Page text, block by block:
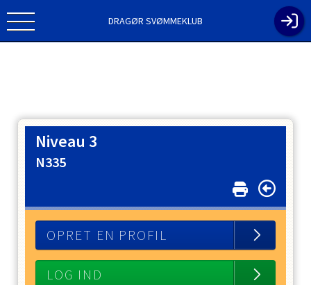
DRAGØR SVØMMEKLUB
Niveau 3
N335
OPRET EN PROFIL
LOG IND